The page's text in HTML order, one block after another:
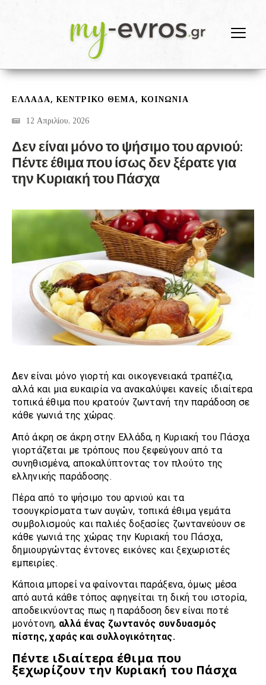
ΕΛΛΑΔΑ,ΚΕΝΤΡΙΚΟ ΘΕΜΑ,ΚΟΙΝΩΝΙΑ
12 Απριλίου, 2026
Δεν είναι μόνο το ψήσιμο του αρνιού:
Πέντε έθιμα που ίσως δεν ξέρατε για
την Κυριακή του Πάσχα
Δεν είναι μόνο γιορτή και οικογενειακά τραπέζια,
αλλά και μια ευκαιρία να ανακαλύψει κανείς ιδιαίτερα
τοπικά έθιμα που κρατούν ζωντανή την παράδοση σε
κάθε γωνιά της χώρας.
Από άκρη σε άκρη στην Ελλάδα, η Κυριακή του Πάσχα
γιορτάζεται με τρόπους που ξεφεύγουν από τα
συνηθισμένα, αποκαλύπτοντας τον πλούτο της
ελληνικής παράδοσης.
Πέρα από το ψήσιμο του αρνιού και τα
τσουγκρίσματα των αυγών, τοπικά έθιμα γεμάτα
συμβολισμούς και παλιές δοξασίες ζωντανεύουν σε
κάθε γωνιά της χώρας την Κυριακή του Πάσχα,
δημιουργώντας έντονες εικόνες και ξεχωριστές
εμπειρίες.
Κάποια μπορεί να φαίνονται παράξενα, όμως μέσα
από αυτά κάθε τόπος αφηγείται τη δική του ιστορία,
αποδεικνύοντας πως η παράδοση δεν είναι ποτέ
μονότονη, αλλά ένας ζωντανός συνδυασμός
πίστης, χαράς και συλλογικότητας.
Πέντε ιδιαίτερα έθιμα που
ξεχωρίζουν την Κυριακή του Πάσχα